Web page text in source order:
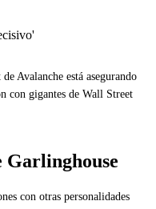
Avalanche está asegurando
con gigantes de Wall Street
Garlinghouse
con otras personalidades